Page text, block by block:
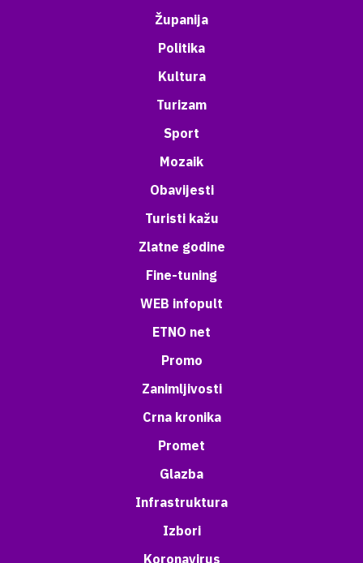
Županija
Politika
Kultura
Turizam
Sport
Mozaik
Obavijesti
Turisti kažu
Zlatne godine
Fine-tuning
WEB infopult
ETNO net
Promo
Zanimljivosti
Crna kronika
Promet
Glazba
Infrastruktura
Izbori
Koronavirus